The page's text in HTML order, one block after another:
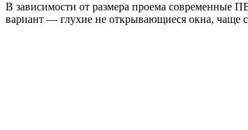
В зависимости от размера проема современные
вариант — глухие не открывающиеся окна, чаще